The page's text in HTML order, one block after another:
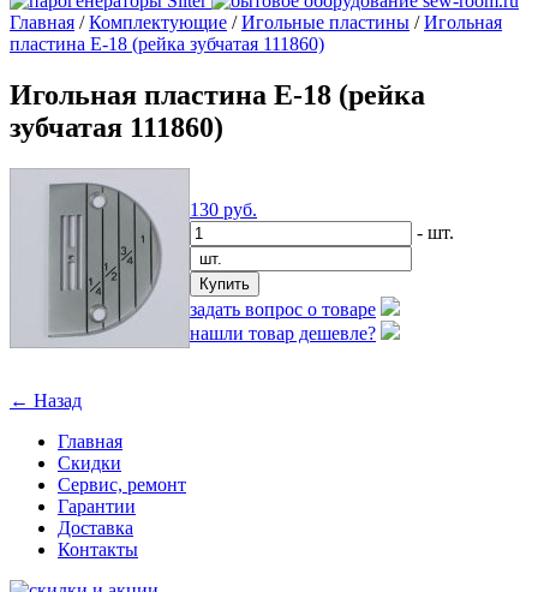
Главная /Комплектующие /Игольные пластины /Игольная
пластина E-18 (рейка зубчатая 111860)
Игольная пластина E-18 (рейка
зубчатая 111860)
130 руб.
- шт.
задать вопрос о товаре
нашли товар дешевле?
← Назад
Главная
Скидки
Сервис, ремонт
Гарантии
Доставка
Контакты